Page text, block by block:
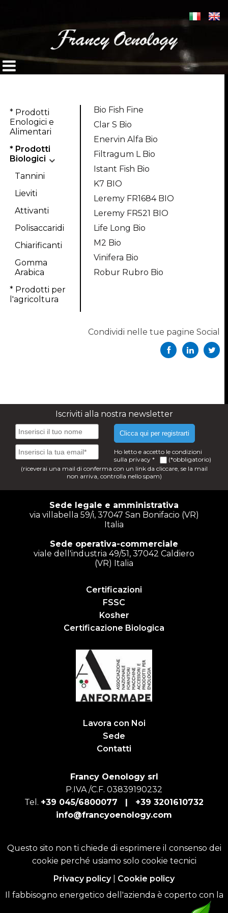
* Prodotti
Enologici e
Alimentari
* Prodotti
Biologici
Tannini
Lieviti
Attivanti
Polisaccaridi
Chiarificanti
Gomma
Arabica
* Prodotti per
l'agricoltura
Bio Fish Fine
Clar S Bio
Enervin Alfa Bio
Filtragum L Bio
Istant Fish Bio
K7 BIO
Leremy FR1684 BIO
Leremy FR521 BIO
Life Long Bio
M2 Bio
Vinifera Bio
Robur Rubro Bio
Condividi nelle tue pagine Social
Iscriviti alla nostra newsletter
Clicca qui per registrarti
Ho letto e accetto le condizioni
sulla privacy *
(*obbligatorio)
(riceverai una mail di conferma con un link da cliccare, se la mail
non arriva, controlla nello spam)
Sede legale e amministrativa
via villabella 59/i, 37047 San Bonifacio (VR)
Italia
Sede operativa-commerciale
viale dell'industria 49/51, 37042 Caldiero
(VR) Italia
Certificazioni
FSSC
Kosher
Certificazione Biologica
Lavora con Noi
Sede
Contatti
Francy Oenology srl
P.IVA /C.F. 03839190232
Tel. +39 045/6800077 | +39 3201610732
info@francyoenology.com
Questo sito non ti chiede di esprimere il consenso dei
cookie perché usiamo solo cookie tecnici
Privacy policy| Cookie policy
Il fabbisogno energetico dell'azienda è coperto con la